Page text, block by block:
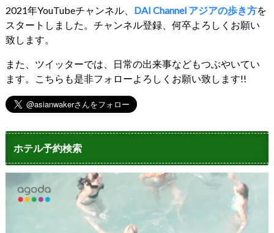
2021年YouTubeチャンネル、 DAI Channel アジアの歩き方を
スタートしました。チャンネル登録、何卒よろしくお願い
致します。
また、ツイッターでは、日常の出来事などもつぶやいてい
ます。こちらも是非フォローよろしくお願い致します!!
ホテル予約検索